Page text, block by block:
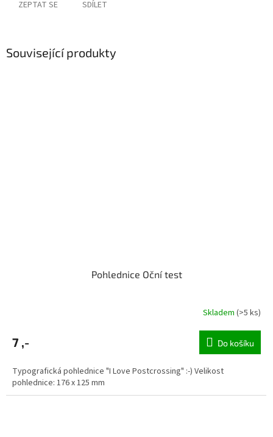
ZEPTAT SE SDÍLET
Související produkty
Pohlednice Oční test
Skladem (>5 ks)
7 ,- Do košíku
Typografická pohlednice "I Love Postcrossing" :-) Velikost
pohlednice: 176 x 125 mm